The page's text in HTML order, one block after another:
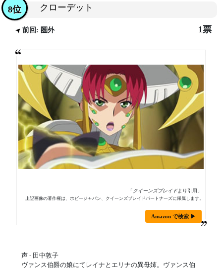
クローデット
8位
前回: 圏外 1票
「 クイーンズブレイドより引用」
上記画像の著作権は、ホビージャパン、クイーンズブレイドパートナーズに帰属します。
Amazon で検索 ▶
声 - 田中敦子
ヴァンス伯爵の娘にてレイナとエリナの異母姉。ヴァンス伯